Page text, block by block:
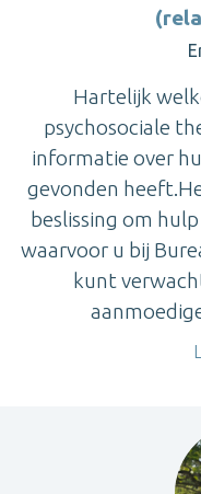
Hartelijk
psychosociale
informatie over
gevonden
beslissing om
waarvoor u bij
kunt